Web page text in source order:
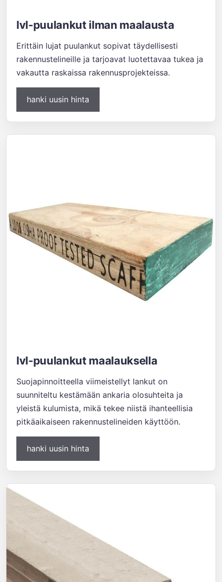
lvl-puulankut ilman maalausta
Erittäin lujat puulankut sopivat täydellisesti
rakennustelineille ja tarjoavat luotettavaa tukea ja
vakautta raskaissa rakennusprojekteissa.
hanki uusin hinta
lvl-puulankut maalauksella
Suojapinnoitteella viimeistellyt lankut on
suunniteltu kestämään ankaria olosuhteita ja
yleistä kulumista, mikä tekee niistä ihanteellisia
pitkäaikaiseen rakennustelineiden käyttöön.
hanki uusin hinta